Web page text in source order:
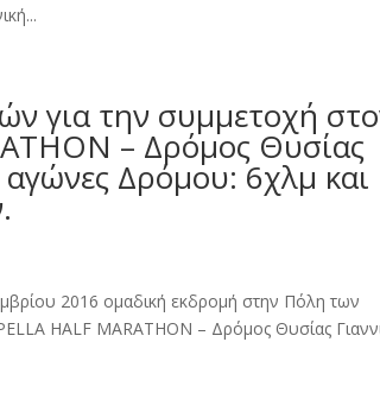
για την συμμετοχή
– Δρόμος Θυσίας
Δρόμου: 6χλμ και
2016 ομαδική εκδρομή στην Πόλη των
HALF MARATHON – Δρόμος Θυσίας